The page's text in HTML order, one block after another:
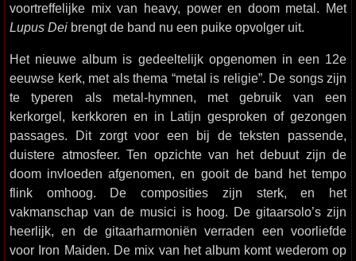
voortreffelijke mix van heavy, power en doom metal. Met
Lupus Dei brengt de band nu een puike opvolger uit.
Het nieuwe album is gedeeltelijk opgenomen in een 12e
eeuwse kerk, met als thema “metal is religie”. De songs zijn
te typeren als metal-hymnen, met gebruik van een
kerkorgel, kerkkoren en in Latijn gesproken of gezongen
passages. Dit zorgt voor een bij de teksten passende,
duistere atmosfeer. Ten opzichte van het debuut zijn de
doom invloeden afgenomen, en gooit de band het tempo
flink omhoog. De composities zijn sterk, en het
vakmanschap van de musici is hoog. De gitaarsolo’s zijn
heerlijk, en de gitaarharmoniën verraden een voorliefde
voor Iron Maiden. De mix van het album komt wederom op